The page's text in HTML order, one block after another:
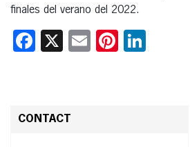
finales del verano del 2022.
Facebook
X EmailPinterest
CONTACT